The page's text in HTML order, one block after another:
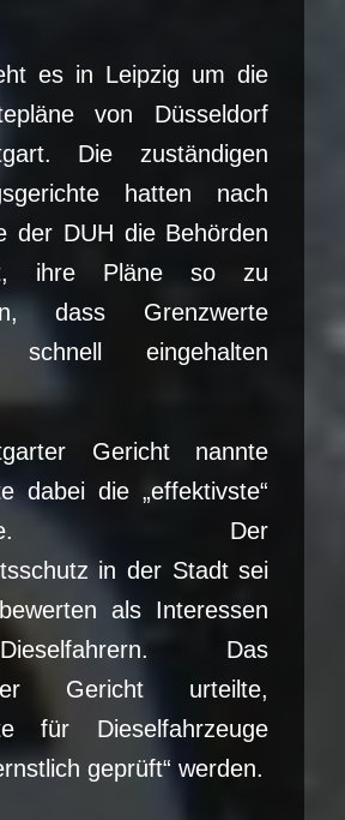
es in Leipzig um die
von Düsseldorf
Die zuständigen
hatten nach
der DUH die Behörden
ihre Pläne so zu
dass Grenzwerte
schnell eingehalten
Gericht nannte
dabei die „effektivste“
Der
in der Stadt sei
als Interessen
Das
Gericht urteilte,
für Dieselfahrzeuge
geprüft“ werden.